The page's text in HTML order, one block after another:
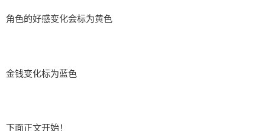
角色的好感变化会标为黄色
金钱变化标为蓝色
下面正文开始！